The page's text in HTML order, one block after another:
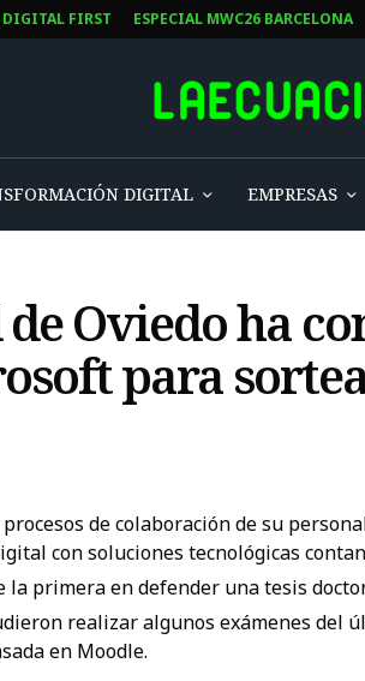
DIGITAL FIRST ESPECIAL MWC26 BARCELONA
DIGITAL EMPRESAS
Oviedo ha
para
de colaboración de su
con soluciones tecnológicas
la primera en defender una tesis
realizar algunos exámenes del
en Moodle.